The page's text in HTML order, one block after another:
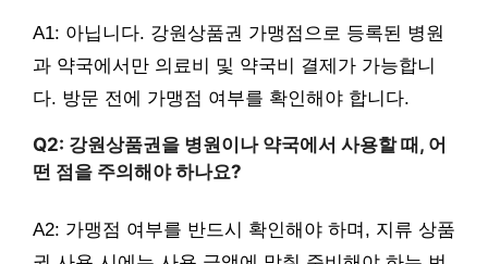
A1: 아닙니다. 강원상품권 가맹점으로 등록된 병원
과 약국에서만 의료비 및 약국비 결제가 가능합니
다. 방문 전에 가맹점 여부를 확인해야 합니다.
Q2: 강원상품권을 병원이나 약국에서 사용할 때, 어
떤 점을 주의해야 하나요?
A2: 가맹점 여부를 반드시 확인해야 하며, 지류 상품